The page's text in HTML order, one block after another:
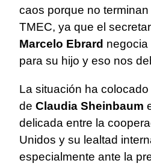
caos porque no
TMEC, ya que el
Marcelo Ebrard negocia
para su hijo y eso nos
La situación ha
de Claudia Sheinbaum
delicada entre la
Unidos y su lealtad
especialmente ante la